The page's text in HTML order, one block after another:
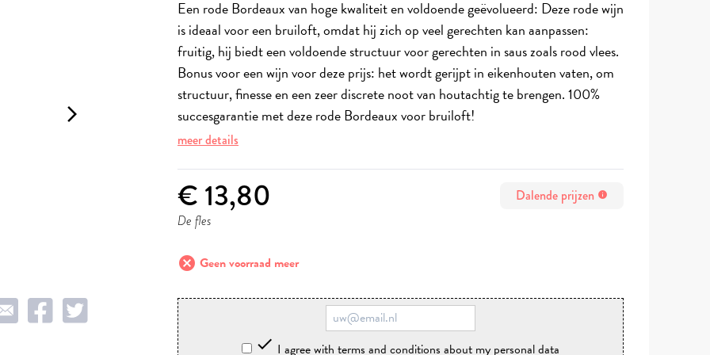
arrow_forward_ios
Een rode Bordeaux van hoge kwaliteit en voldoende geëvolueerd: Deze rode wijn
is ideaal voor een bruiloft, omdat hij zich op veel gerechten kan aanpassen:
fruitig, hij biedt een voldoende structuur voor gerechten in saus zoals rood vlees.
Bonus voor een wijn voor deze prijs: het wordt gerijpt in eikenhouten vaten, om
structuur, finesse en een zeer discrete noot van houtachtig te brengen. 100%
succesgarantie met deze rode Bordeaux voor bruiloft!
meer details
€ 13,80 Dalende prijzen info
De fles
cancel Geen voorraad meer
 I agree with terms and conditions about my personal data